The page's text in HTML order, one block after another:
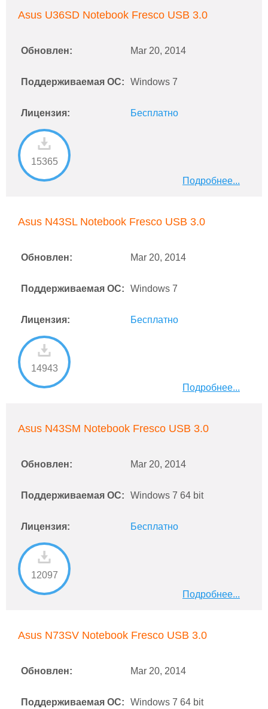
Asus U36SD Notebook Fresco USB 3.0
Обновлен: Mar 20, 2014
Поддерживаемая ОС: Windows 7
Лицензия: Бесплатно
15365
Подробнее...
Asus N43SL Notebook Fresco USB 3.0
Обновлен: Mar 20, 2014
Поддерживаемая ОС: Windows 7
Лицензия: Бесплатно
14943
Подробнее...
Asus N43SM Notebook Fresco USB 3.0
Обновлен: Mar 20, 2014
Поддерживаемая ОС: Windows 7 64 bit
Лицензия: Бесплатно
12097
Подробнее...
Asus N73SV Notebook Fresco USB 3.0
Обновлен: Mar 20, 2014
Поддерживаемая ОС: Windows 7 64 bit